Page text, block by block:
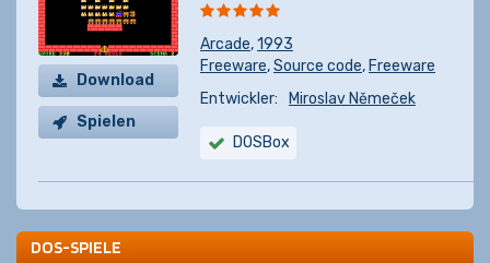
Download
Spielen
Arcade,1993
Freeware,Source code, Freeware
Entwickler:
Miroslav Němeček
DOSBox
DOS-SPIELE